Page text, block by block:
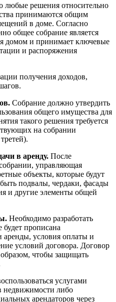
любые решения относительно
принимаются общим
в доме. Согласно
общее собрание является
домом и принимает ключевые
и распоряжения
получения доходов,
Собрание должно утвердить
общего имущества для
такого решения требуется
на собрании
в аренду. После
управляющая
объекты, которые будут
подвалы, чердаки, фасады
и другие элементы общей
Необходимо разработать
прописана
аренды, условия оплаты и
условий договора. Договор
чтобы защищать
услугами
недвижимости либо
арендаторов через